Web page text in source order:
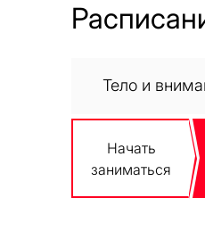
Тело и
Начать
заниматься